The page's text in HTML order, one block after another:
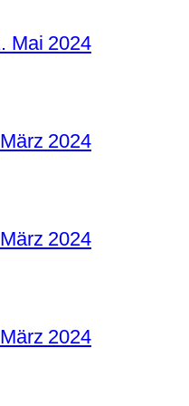
Mai 2024
2024
2024
2024